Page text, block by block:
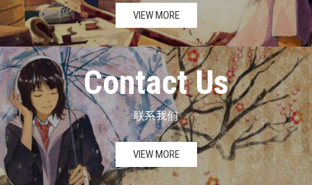
VIEW MORE
Contact Us
联系我们
VIEW MORE